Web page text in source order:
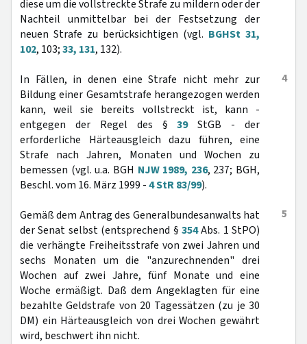
diese um die vollstreckte Strafe zu mildern oder der
Nachteil unmittelbar bei der Festsetzung der
neuen Strafe zu berücksichtigen (vgl. BGHSt 31,
102, 103;33, 131, 132).
4
In Fällen, in denen eine Strafe nicht mehr zur
Bildung einer Gesamtstrafe herangezogen werden
kann, weil sie bereits vollstreckt ist, kann -
entgegen der Regel des §39StGB - der
erforderliche Härteausgleich dazu führen, eine
Strafe nach Jahren, Monaten und Wochen zu
bemessen (vgl. u.a. BGH NJW 1989, 236, 237; BGH,
Beschl. vom 16. März 1999 -4 StR 83/99).
5
Gemäß dem Antrag des Generalbundesanwalts hat
der Senat selbst (entsprechend § 354Abs. 1 StPO)
die verhängte Freiheitsstrafe von zwei Jahren und
sechs Monaten um die "anzurechnenden" drei
Wochen auf zwei Jahre, fünf Monate und eine
Woche ermäßigt. Daß dem Angeklagten für eine
bezahlte Geldstrafe von 20 Tagessätzen (zu je 30
DM) ein Härteausgleich von drei Wochen gewährt
wird, beschwert ihn nicht.